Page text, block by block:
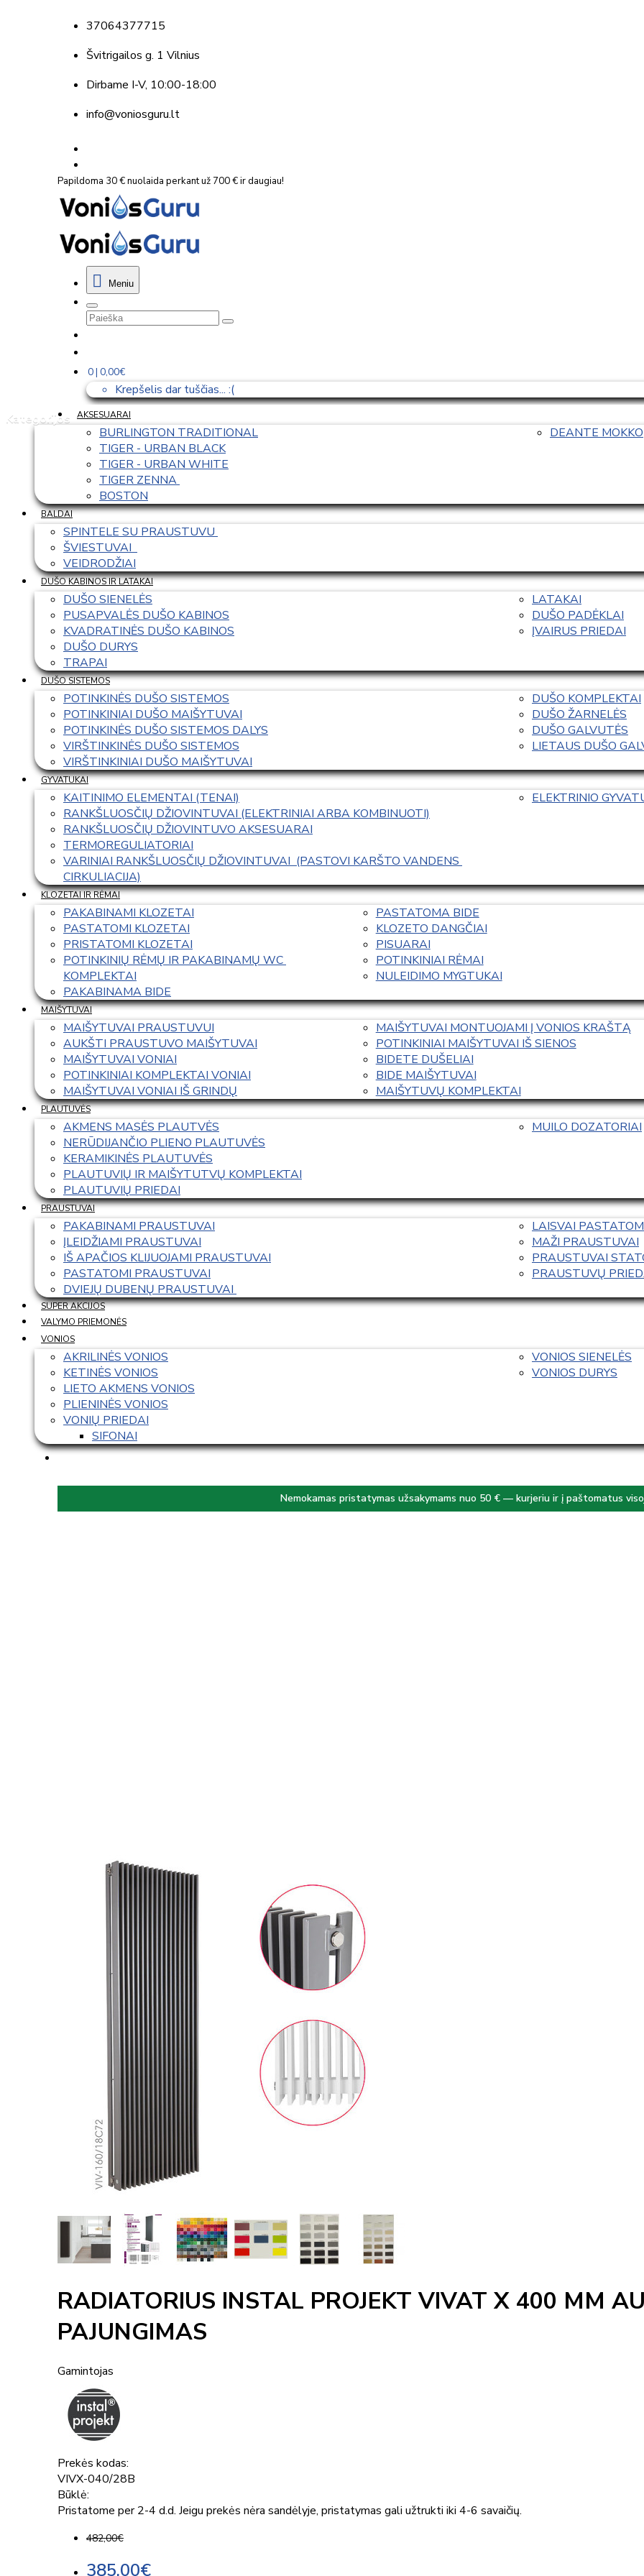
37064377715
Švitrigailos g. 1 Vilnius
Dirbame I-V, 10:00-18:00
info@voniosguru.lt
Papildoma 30 € nuolaida perkant už 700 € ir daugiau!
Meniu
0 | 0,00€
Krepšelis dar tuščias... :(
Kategorijos
AKSESUARAI
BURLINGTON TRADITIONAL
TIGER - URBAN BLACK
TIGER - URBAN WHITE
TIGER ZENNA
BOSTON
DEANTE MOKKO
BALDAI
SPINTELE SU PRAUSTUVU
ŠVIESTUVAI
VEIDRODŽIAI
DUŠO KABINOS IR LATAKAI
DUŠO SIENELĖS
PUSAPVALĖS DUŠO KABINOS
KVADRATINĖS DUŠO KABINOS
DUŠO DURYS
TRAPAI
LATAKAI
DUŠO PADĖKLAI
ĮVAIRUS PRIEDAI
DUŠO SISTEMOS
POTINKINĖS DUŠO SISTEMOS
POTINKINIAI DUŠO MAIŠYTUVAI
POTINKINĖS DUŠO SISTEMOS DALYS
VIRŠTINKINĖS DUŠO SISTEMOS
VIRŠTINKINIAI DUŠO MAIŠYTUVAI
DUŠO KOMPLEKTAI
DUŠO ŽARNELĖS
DUŠO GALVUTĖS
LIETAUS DUŠO
GYVATUKAI
KAITINIMO ELEMENTAI (TENAI)
RANKŠLUOSČIŲ DŽIOVINTUVAI (ELEKTRINIAI ARBA KOMBINUOTI)
RANKŠLUOSČIŲ DŽIOVINTUVO AKSESUARAI
TERMOREGULIATORIAI
VARINIAI RANKŠLUOSČIŲ DŽIOVINTUVAI  (PASTOVI KARŠTO VANDENS
CIRKULIACIJA)
ELEKTRINIO
KLOZETAI IR RĖMAI
PAKABINAMI KLOZETAI
PASTATOMI KLOZETAI
PRISTATOMI KLOZETAI
POTINKINIŲ RĖMŲ IR PAKABINAMŲ WC
KOMPLEKTAI
PAKABINAMA BIDE
PASTATOMA BIDE
KLOZETO DANGČIAI
PISUARAI
POTINKINIAI RĖMAI
NULEIDIMO MYGTUKAI
MAIŠYTUVAI
MAIŠYTUVAI PRAUSTUVUI
AUKŠTI PRAUSTUVO MAIŠYTUVAI
MAIŠYTUVAI VONIAI
POTINKINIAI KOMPLEKTAI VONIAI
MAIŠYTUVAI VONIAI IŠ GRINDŲ
MAIŠYTUVAI MONTUOJAMI Į VONIOS KRAŠTĄ
POTINKINIAI MAIŠYTUVAI IŠ SIENOS
BIDETE DUŠELIAI
BIDE MAIŠYTUVAI
MAIŠYTUVŲ KOMPLEKTAI
PLAUTUVĖS
AKMENS MASĖS PLAUTVĖS
NERŪDIJANČIO PLIENO PLAUTUVĖS
KERAMIKINĖS PLAUTUVĖS
PLAUTUVIŲ IR MAIŠYTUTVŲ KOMPLEKTAI
PLAUTUVIŲ PRIEDAI
MUILO DOZATORIAI
PRAUSTUVAI
PAKABINAMI PRAUSTUVAI
ĮLEIDŽIAMI PRAUSTUVAI
IŠ APAČIOS KLIJUOJAMI PRAUSTUVAI
PASTATOMI PRAUSTUVAI
DVIEJŲ DUBENŲ PRAUSTUVAI
LAISVAI
MAŽI PRAUSTUVAI
PRAUSTUVAI
PRAUSTUVŲ
SUPER AKCIJOS
VALYMO PRIEMONĖS
VONIOS
AKRILINĖS VONIOS
KETINĖS VONIOS
LIETO AKMENS VONIOS
PLIENINĖS VONIOS
VONIŲ PRIEDAI
SIFONAI
VONIOS SIENELĖS
VONIOS DURYS
Nemokamas pristatymas užsakymams nuo 50 € — kurjeriu ir į paštomatus
RADIATORIUS INSTAL PROJEKT VIVAT X 400 MM
PAJUNGIMAS
Gamintojas
Prekės kodas:
VIVX-040/28B
Būklė:
Pristatome per 2-4 d.d. Jeigu prekės nėra sandėlyje, pristatymas gali užtrukti iki 4-6 savaičių.
482,00€
385,00€